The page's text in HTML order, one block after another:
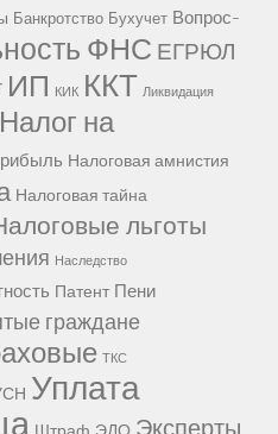
Банкротство Бухучет Вопрос-
ФНС ЕГРЮЛ
ИП КИК ККТ Ликвидация
Налог на
Налоговая амнистия
Налоговая тайна
льготы
Наследство
Патент Пени
граждане
ТКС
Уплата